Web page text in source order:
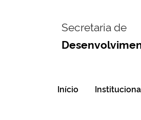
Secretaria de
Início